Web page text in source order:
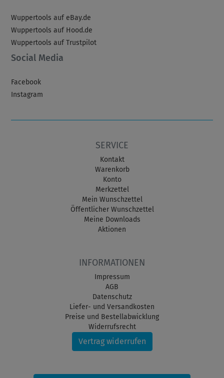
Wuppertools auf eBay.de
Wuppertools auf Hood.de
Wuppertools auf Trustpilot
Social Media
Facebook
Instagram
SERVICE
Kontakt
Warenkorb
Konto
Merkzettel
Mein Wunschzettel
Öffentlicher Wunschzettel
Meine Downloads
Aktionen
INFORMATIONEN
Impressum
AGB
Datenschutz
Liefer- und Versandkosten
Preise und Bestellabwicklung
Widerrufsrecht
Vertrag widerrufen